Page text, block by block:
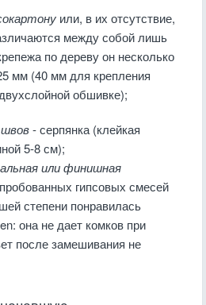
или, в их отсутствие,
между собой лишь
по дереву он несколько
мм (40 мм для крепления
обшивке);
- серпянка (клейкая
5-8 см);
или финишная
гипсовых смесей
степени понравилась
она не дает комков при
после замешивания не